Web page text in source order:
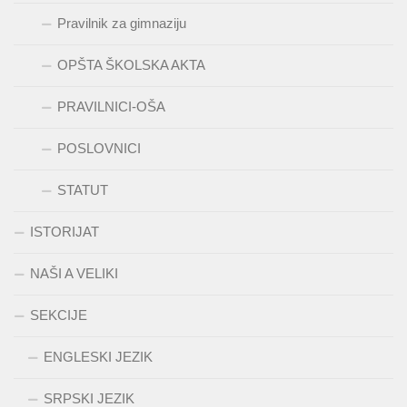
Pravilnik za gimnaziju
OPŠTA ŠKOLSKA AKTA
PRAVILNICI-OŠA
POSLOVNICI
STATUT
ISTORIJAT
NAŠI A VELIKI
SEKCIJE
ENGLESKI JEZIK
SRPSKI JEZIK